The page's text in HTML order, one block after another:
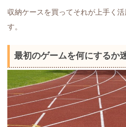
収納ケースを買ってそれが上手く
す。
最初のゲームを何にするか